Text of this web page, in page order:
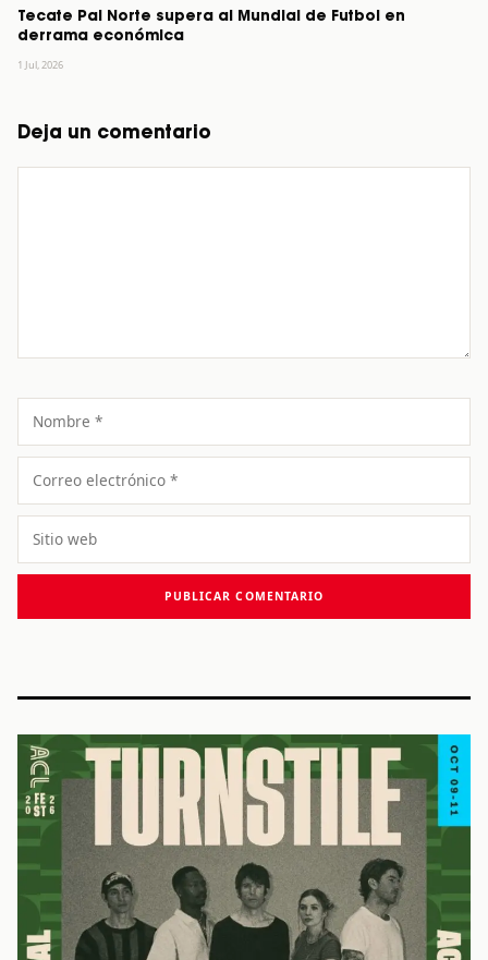
Tecate Pal Norte supera al Mundial de Futbol en
derrama económica
1 Jul, 2026
Deja un comentario
Nombre
Correo
electrónico
Sitio
web